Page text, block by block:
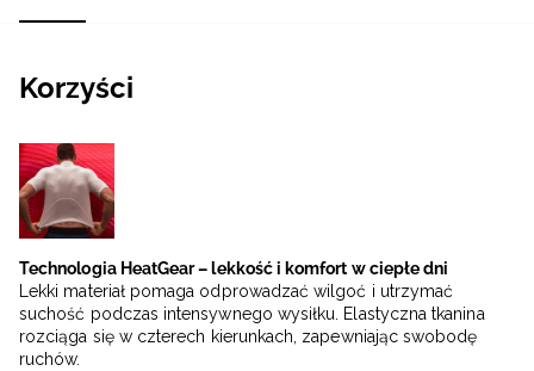
Korzyści
Technologia HeatGear – lekkość i komfort w ciepłe dni
Lekki materiał pomaga odprowadzać wilgoć i utrzymać
suchość podczas intensywnego wysiłku. Elastyczna tkanina
rozciąga się w czterech kierunkach, zapewniając swobodę
ruchów.